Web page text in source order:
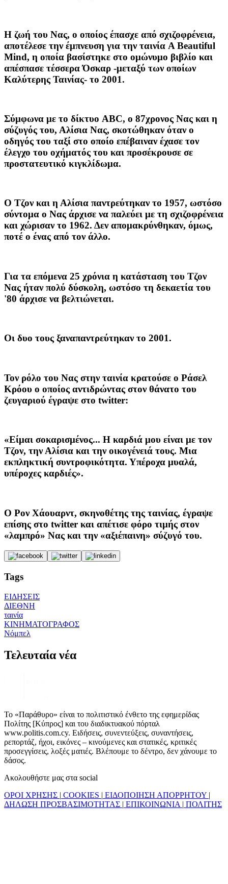
Η ζωή του Νας, ο οποίος έπασχε από σχιζοφρένεια,
αποτέλεσε την έμπνευση για την ταινία A Beautiful
Mind, η οποία βασίστηκε στο ομώνυμο βιβλίο και
απέσπασε τέσσερα Όσκαρ -μεταξύ των οποίων
Καλύτερης Ταινίας- το 2001.
Σύμφωνα με το δίκτυο ABC, ο 87χρονος Νας και η
σύζυγός του, Αλίσια Νας, σκοτώθηκαν όταν ο
οδηγός του ταξί στο οποίο επέβαιναν έχασε τον
έλεγχο του οχήματός του και προσέκρουσε σε
προστατευτικό κιγκλίδωμα.
Ο Τζον και η Αλίσια παντρεύτηκαν το 1957, ωστόσο
σύντομα ο Νας άρχισε να παλεύει με τη σχιζοφρένεια
και χώρισαν το 1962. Δεν απομακρύνθηκαν, όμως,
ποτέ ο ένας από τον άλλο.
Για τα επόμενα 25 χρόνια η κατάσταση του Τζον
Νας ήταν πολύ δύσκολη, ωστόσο τη δεκαετία του
'80 άρχισε να βελτιώνεται.
Οι δυο τους ξαναπαντρεύτηκαν το 2001.
Τον ρόλο του Νας στην ταινία κρατούσε ο Ράσελ
Κρόου ο οποίος αντιδρώντας στον θάνατο του
ζευγαριού έγραψε στο twitter:
«Είμαι σοκαρισμένος... Η καρδιά μου είναι με τον
Τζον, την Αλίσια και την οικογένειά τους. Μια
εκπληκτική συντροφικότητα. Υπέροχα μυαλά,
υπέροχες καρδιές».
Ο Ρον Χάουαρντ, σκηνοθέτης της ταινίας, έγραψε
επίσης στο twitter και απέτισε φόρο τιμής στον
«λαμπρό» Νας και την «αξιέπαινη» σύζυγό του.
Tags
ΕΙΔΗΣΕΙΣ
ΔΙΕΘΝΗ
ταινία
ΚΙΝΗΜΑΤΟΓΡΑΦΟΣ
Νόμπελ
Τελευταία νέα
Το «Παράθυρο» είναι το πολιτιστικό ένθετο της εφημερίδας
Πολίτης [Κύπρος] και του διαδικτυακού πόρταλ
www.politis.com.cy. Ειδήσεις, συνεντεύξεις, συναντήσεις,
ρεπορτάζ, ήχοι, εικόνες – κινούμενες και στατικές, κριτικές
προσεγγίσεις, λοξές ματιές. Βλέπουμε το δέντρο, δεν χάνουμε το
δάσος.
Ακολουθήστε μας στα social
ΟΡΟΙ ΧΡΗΣΗΣ | COOKIES | ΕΙΔΟΠΟΙΗΣΗ ΑΠΟΡΡΗΤΟΥ |
ΔΗΛΩΣΗ ΠΡΟΣΒΑΣΙΜΟΤΗΤΑΣ | ΕΠΙΚΟΙΝΩΝΙΑ | ΠΟΛΙΤΗΣ